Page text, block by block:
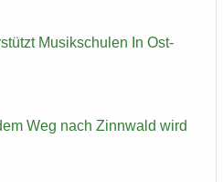
Mu­sik­schu­len In Ost­
Weg nach Zinn­wald wird